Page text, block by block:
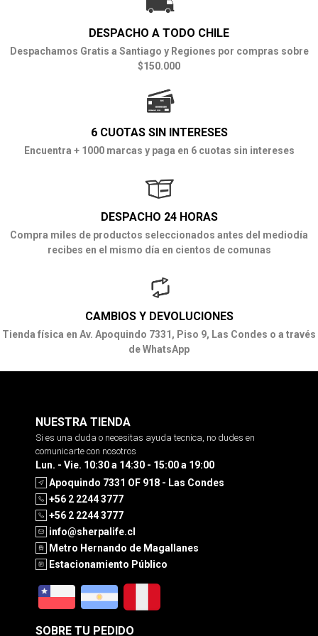
DESPACHO A TODO CHILE
Despachamos Gratis a Santiago y Regiones por compras sobre
$150.000
6 CUOTAS SIN INTERESES
Encuentra + 1000 marcas y paga en 6 cuotas sin intereses
DESPACHO 24 HORAS
Compra miles de productos seleccionados antes del mediodía
recibes en el mismo día en cientos de comunas
CAMBIOS Y DEVOLUCIONES
Tienda física en Av. Apoquindo 7331, Piso 9, Las Condes o a través
de WhatsApp
NUESTRA TIENDA
Si es una duda o necesitas ayuda tecnica, no dudes en
comunicarte con nosotros
Lun. - Vie. 10:30 a 14:30 - 15:00 a 19:00
Apoquindo 7331 OF 918 - Las Condes
+56 2 2244 3777
+56 2 2244 3777
info@sherpalife.cl
Metro Hernando de Magallanes
Estacionamiento Público
SOBRE TU PEDIDO